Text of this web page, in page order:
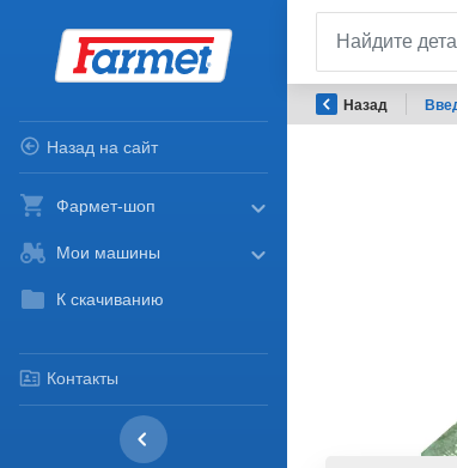
Назад на сайт
Фармет-шоп
Мои машины
К скачиванию
Контакты
Назад